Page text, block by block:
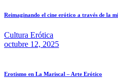
Reimaginando el cine erótico a través de la
Cultura Erótica
octubre 12, 2025
Erotismo en La Mariscal – Arte Erótico